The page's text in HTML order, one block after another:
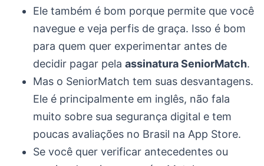
Ele também é bom porque permite que você
navegue e veja perfis de graça. Isso é bom
para quem quer experimentar antes de
decidir pagar pela assinatura SeniorMatch.
Mas o SeniorMatch tem suas desvantagens.
Ele é principalmente em inglês, não fala
muito sobre sua segurança digital e tem
poucas avaliações no Brasil na App Store.
Se você quer verificar antecedentes ou